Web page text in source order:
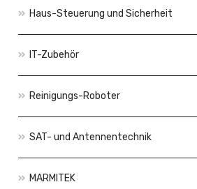
Haus-Steuerung und Sicherheit
IT-Zubehör
Reinigungs-Roboter
SAT- und Antennentechnik
MARMITEK